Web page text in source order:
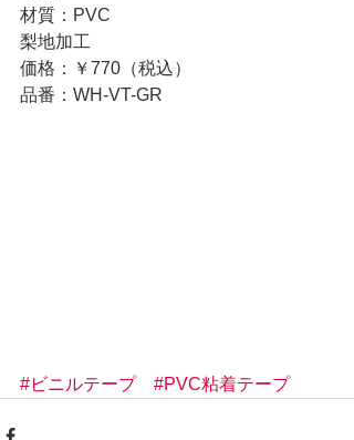
材質：PVC
梨地加工
価格：￥770（税込）
品番：WH-VT-GR
#ビニルテープ #PVC粘着テープ